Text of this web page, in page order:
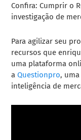
Confira: Cumprir o
investigação de
Para agilizar seu
recursos que
uma plataforma
a Questionpro,
inteligência de